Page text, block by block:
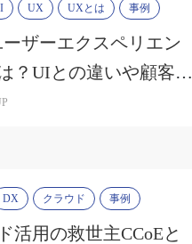
UX UXとは 事例
ザーエクスペリエン
？UIとの違いや顧客体
ポイントを解説
DX クラウド 事例
活用の救世主CCoEと